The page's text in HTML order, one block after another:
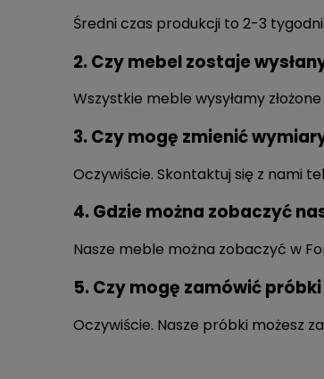
Średni czas produkcji to 2-3
2. Czy mebel zostaje
Wszystkie meble wysyłamy
3. Czy mogę zmienić
Oczywiście. Skontaktuj się z nami
4. Gdzie można zobaczyć
Nasze meble można zobaczyć w
5. Czy mogę zamówić
Oczywiście. Nasze próbki możesz